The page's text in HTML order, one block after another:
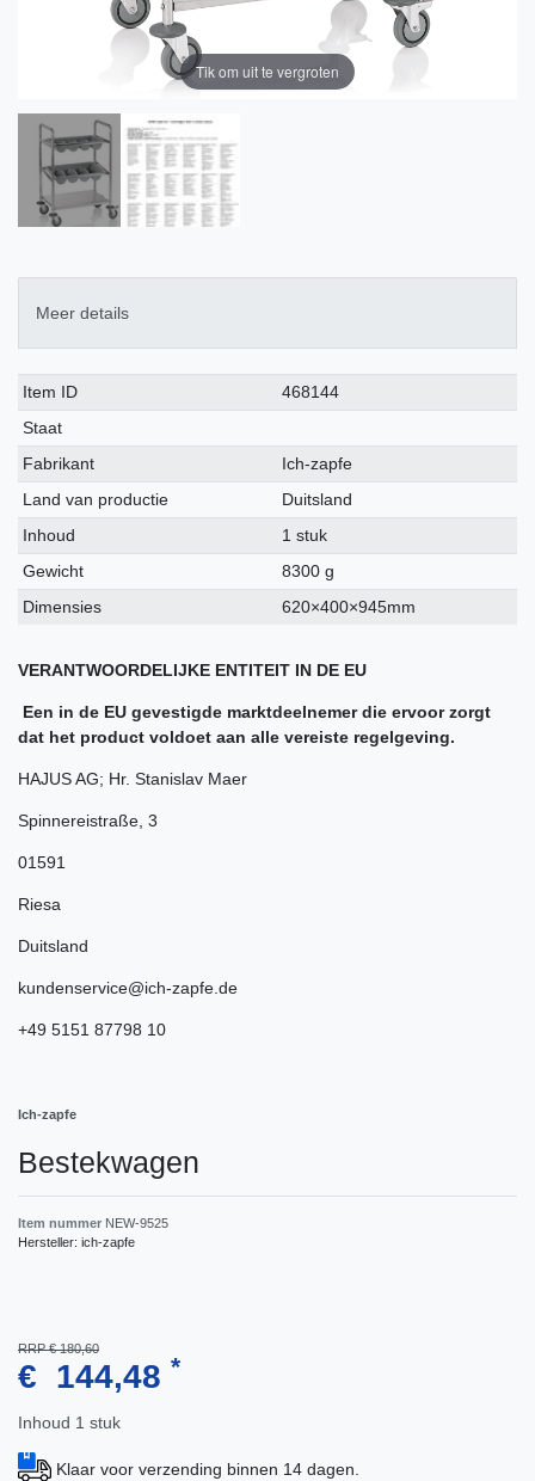
Tik om uit te vergroten
Meer details
Technisch
kenmerk
Waarde
Item ID
468144
Staat
Fabrikant
Ich-zapfe
Land van productie
Duitsland
Inhoud
1 stuk
Gewicht
8300 g
Dimensies
620×400×945mm
VERANTWOORDELIJKE ENTITEIT IN DE EU
Een in de EU gevestigde marktdeelnemer die ervoor zorgt
dat het product voldoet aan alle vereiste regelgeving.
HAJUS AG; Hr. Stanislav Maer
Spinnereistraße 3
01591
Riesa
Duitsland
kundenservice@ich-zapfe.de
+49 5151 87798 10
Ich-zapfe
Bestekwagen
Item nummer NEW-9525
Hersteller: ich-zapfe
RRP € 180,60
€ 144,48 *
Inhoud 1 stuk
Klaar voor verzending binnen 14 dagen.